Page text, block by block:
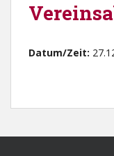
Datum/Zeit: